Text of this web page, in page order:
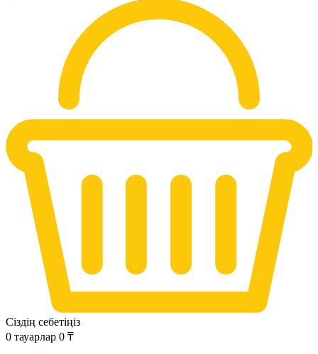
Сіздің себетіңіз
0 тауарлар 0 ₸